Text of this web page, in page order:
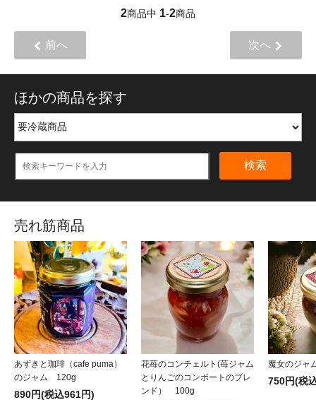
2商品中 1-2商品
前へ 次へ
ほかの商品を探す
検索
売れ筋商品
あずきと珈琲（cafe puma）
のジャム 120g
890円(税込961円)
花苺のコンチェルト(苺ジャム
とりんごのコンポートのブレ
ンド） 100g
魔女のジャ
750円(税